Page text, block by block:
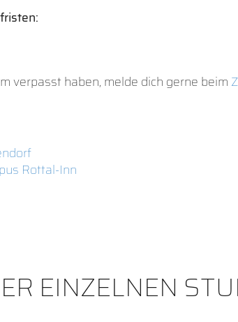
verpasst haben, melde dich gerne beim
Rottal-Inn
EINZELNEN